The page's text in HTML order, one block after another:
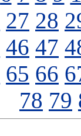
27 28
46 47
65 66
78 79